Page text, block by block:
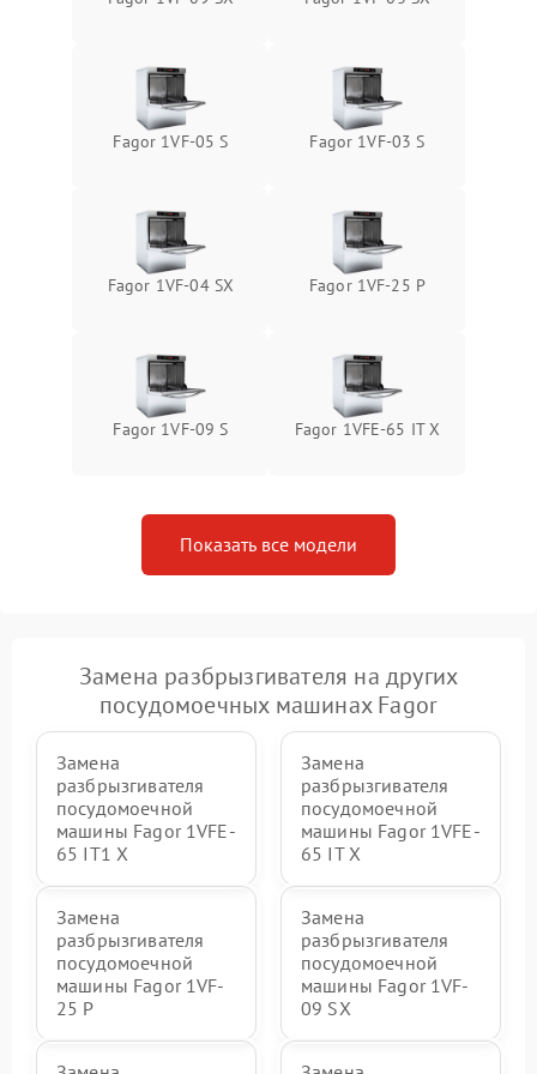
Fagor 1VF-05 S Fagor 1VF-03 S
Fagor 1VF-04 SX Fagor 1VF-25 P
Fagor 1VF-09 S Fagor 1VFE-65 IT X
Показать все модели
Замена разбрызгивателя на других
посудомоечных машинах Fagor
Замена
разбрызгивателя
посудомоечной
машины Fagor 1VFE-
65 IT1 X
Замена
разбрызгивателя
посудомоечной
машины Fagor 1VFE-
65 IT X
Замена
разбрызгивателя
посудомоечной
машины Fagor 1VF-
25 P
Замена
разбрызгивателя
посудомоечной
машины Fagor 1VF-
09 SX